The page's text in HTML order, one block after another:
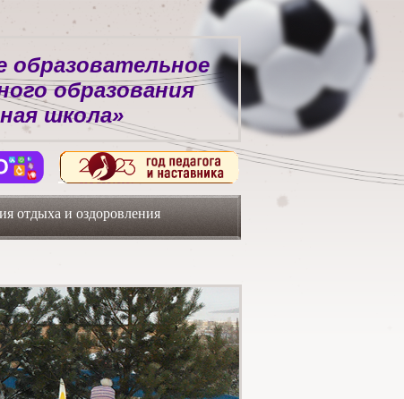
образования
школа»
отдыха и оздоровления